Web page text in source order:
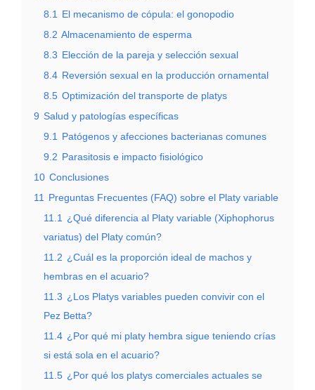
8.1
El mecanismo de cópula: el gonopodio
8.2 Almacenamiento de esperma
8.3 Elección de la pareja y selección sexual
8.4 Reversión sexual en la producción ornamental
8.5 Optimización del transporte de platys
9 Salud y patologías específicas
9.1
Patógenos y afecciones bacterianas comunes
9.2 Parasitosis e impacto fisiológico
10 Conclusiones
11
Preguntas Frecuentes (FAQ) sobre el Platy variable
11.1
¿Qué diferencia al Platy variable (Xiphophorus
variatus) del Platy común?
11.2 ¿Cuál es la proporción ideal de machos y
hembras en el acuario?
11.3 ¿Los Platys variables pueden convivir con el
Pez Betta?
11.4 ¿Por qué mi platy hembra sigue teniendo crías
si está sola en el acuario?
11.5 ¿Por qué los platys comerciales actuales se